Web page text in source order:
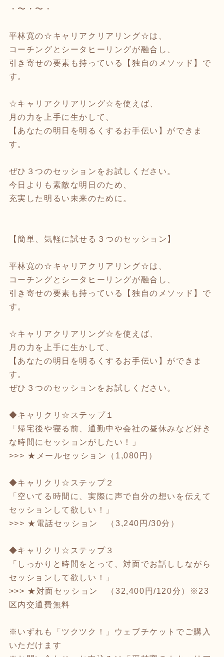
・〜・〜・
平林寛の☆キャリアクリアリング☆は、
コーチングとシータヒーリングが融合し、
引き寄せの要素も持っている【独自のメソッド】で
す。
☆キャリアクリアリング☆を使えば、
月の力を上手に生かして、
【あなたの明日を明るくするお手伝い】ができま
す。
ぜひ３つのセッションをお試しください。
今日よりも素敵な明日のため、
充実した明るい未来のために。
【簡単、気軽に試せる３つのセッション】
平林寛の☆キャリアクリアリング☆は、
コーチングとシータヒーリングが融合し、
引き寄せの要素も持っている【独自のメソッド】で
す。
☆キャリアクリアリング☆を使えば、
月の力を上手に生かして、
【あなたの明日を明るくするお手伝い】ができま
す。
ぜひ３つのセッションをお試しください。
◆キャリクリ☆ステップ１
「帰宅後や寝る前、通勤中や会社の昼休みなど好き
な時間にセッションがしたい！」
>>> ★メールセッション（1,080円）
◆キャリクリ☆ステップ２
「空いてる時間に、実際に声で自分の想いを伝えて
セッションして欲しい！」
>>> ★電話セッション （3,240円/30分）
◆キャリクリ☆ステップ３
「しっかりと時間をとって、対面でお話ししながら
セッションして欲しい！」
>>> ★対面セッション （32,400円/120分）※23
区内交通費無料
※いずれも「ツクツク！」ウェブチケットでご購入
いただけます